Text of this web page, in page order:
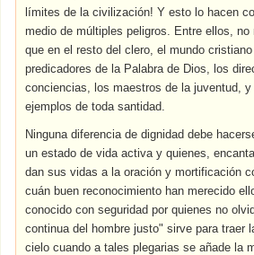
límites de la civilización! Y esto lo hacen
medio de múltiples peligros. Entre ellos, no
que en el resto del clero, el mundo
predicadores de la Palabra de Dios, los
conciencias, los maestros de la juventud,
ejemplos de toda santidad.
Ninguna diferencia de dignidad debe
un estado de vida activa y quienes,
dan sus vidas a la oración y mortificación
cuán buen reconocimiento han merecido
conocido con seguridad por quienes no
continua del hombre justo" sirve para traer
cielo cuando a tales plegarias se añade la